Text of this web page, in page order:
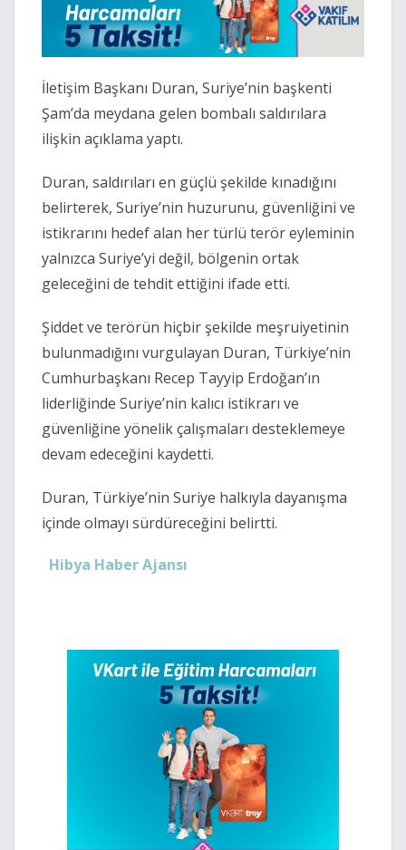
İletişim Başkanı Duran, Suriye’nin başkenti
Şam’da meydana gelen bombalı saldırılara
ilişkin açıklama yaptı.
Duran, saldırıları en güçlü şekilde kınadığını
belirterek, Suriye’nin huzurunu, güvenliğini ve
istikrarını hedef alan her türlü terör eyleminin
yalnızca Suriye’yi değil, bölgenin ortak
geleceğini de tehdit ettiğini ifade etti.
Şiddet ve terörün hiçbir şekilde meşruiyetinin
bulunmadığını vurgulayan Duran, Türkiye’nin
Cumhurbaşkanı Recep Tayyip Erdoğan’ın
liderliğinde Suriye’nin kalıcı istikrarı ve
güvenliğine yönelik çalışmaları desteklemeye
devam edeceğini kaydetti.
Duran, Türkiye’nin Suriye halkıyla dayanışma
içinde olmayı sürdüreceğini belirtti.
Hibya Haber Ajansı